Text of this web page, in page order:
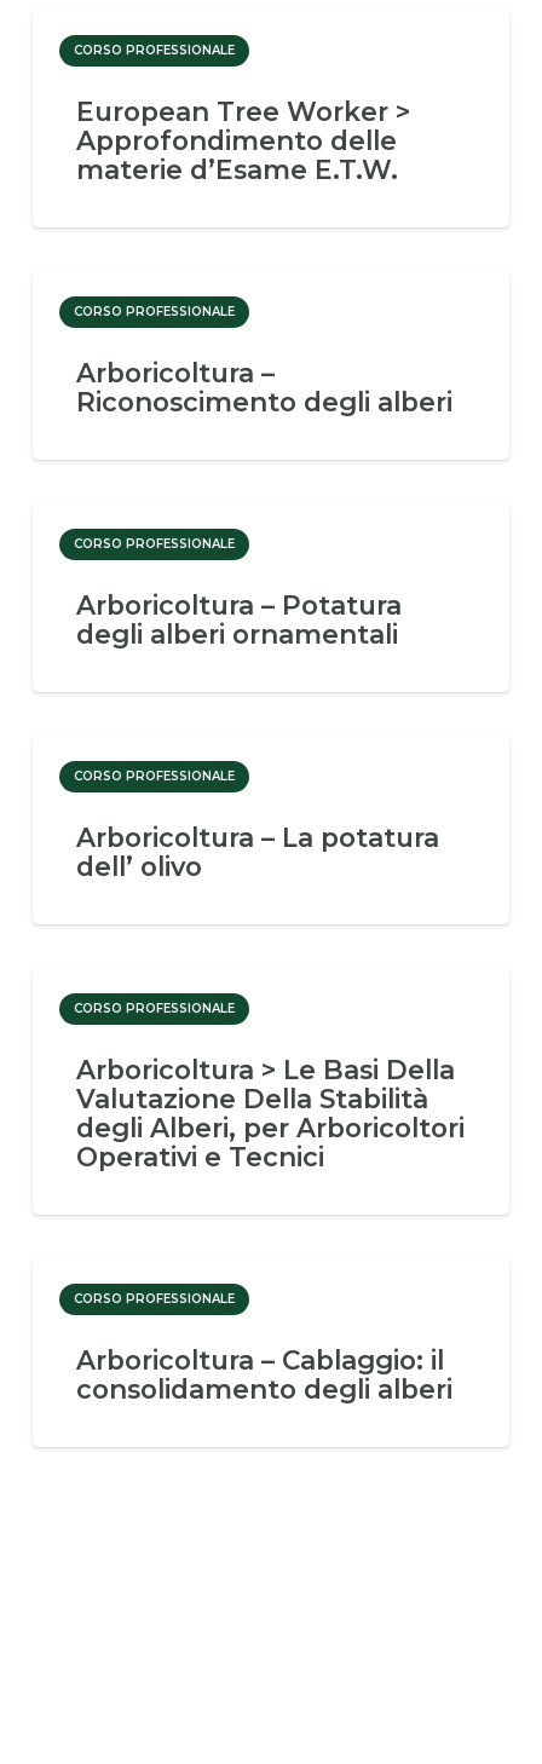
CORSO PROFESSIONALE
European Tree Worker >
Approfondimento delle
materie d’Esame E.T.W.
CORSO PROFESSIONALE
Arboricoltura –
Riconoscimento degli alberi
CORSO PROFESSIONALE
Arboricoltura – Potatura
degli alberi ornamentali
CORSO PROFESSIONALE
Arboricoltura – La potatura
dell’ olivo
CORSO PROFESSIONALE
Arboricoltura > Le Basi Della
Valutazione Della Stabilità
degli Alberi, per Arboricoltori
Operativi e Tecnici
CORSO PROFESSIONALE
Arboricoltura – Cablaggio: il
consolidamento degli alberi